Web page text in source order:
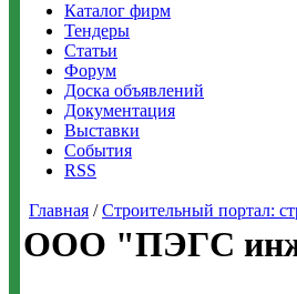
Каталог фирм
Тендеры
Статьи
Форум
Доска объявлений
Документация
Выставки
События
RSS
Главная /Строительный портал:
ООО "ПЭГС